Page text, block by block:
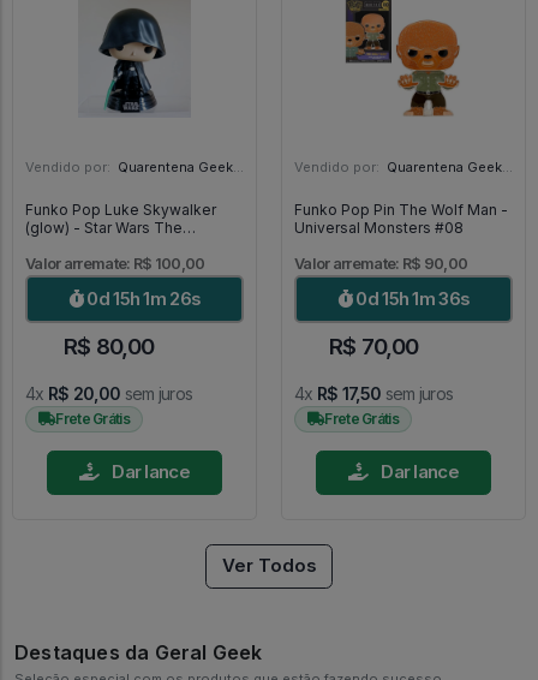
Vendido por: Quarentena Geek Store - SP
Funko Pop Luke Skywalker
(glow) - Star Wars The
Valor arremate: R$ 100,00
0d 15h 1m 24s
R$ 80,00
4x R$ 20,00 sem juros
Frete Grátis
Dar lance
Vendido por: Quarentena Geek Store - SP
Funko Pop Pin The Wolf Man -
Universal Monsters #08
Valor arremate: R$ 90,00
0d 15h 1m 34s
R$ 70,00
4x R$ 17,50 sem juros
Frete Grátis
Dar lance
Ver Todos
Destaques da Geral Geek